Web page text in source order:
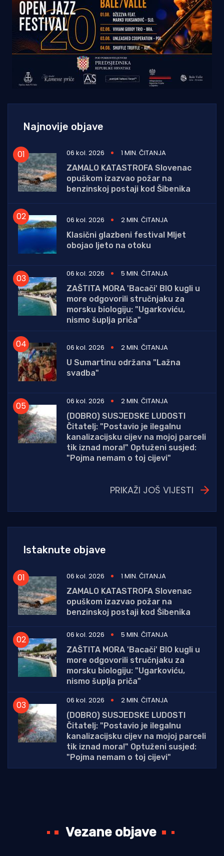
Najnovije objave
06 kol. 2026
1 MIN. ČITANJA
ZAMALO KATASTROFA Slovenac
opuškom izazvao požar na
benzinskoj postaji kod Šibenika
06 kol. 2026
2 MIN. ČITANJA
Klasični glazbeni festival Mljet
obojao ljeto na otoku
06 kol. 2026
5 MIN. ČITANJA
ZAŠTITA MORA 'Bacači' BIO kugli u
more odgovorili stručnjaku za
morsku biologiju: "Ugarkoviću,
nismo šuplja priča"
06 kol. 2026
2 MIN. ČITANJA
U Sumartinu održana "Lažna
svadba"
06 kol. 2026
2 MIN. ČITANJA
(DOBRO) SUSJEDSKE LUDOSTI
Čitatelj: "Postavio je ilegalnu
kanalizacijsku cijev na mojoj parceli
tik iznad mora!" Optuženi susjed:
"Pojma nemam o toj cijevi"
PRIKAŽI JOŠ VIJESTI
Istaknute objave
06 kol. 2026
1 MIN. ČITANJA
ZAMALO KATASTROFA Slovenac
opuškom izazvao požar na
benzinskoj postaji kod Šibenika
06 kol. 2026
5 MIN. ČITANJA
ZAŠTITA MORA 'Bacači' BIO kugli u
more odgovorili stručnjaku za
morsku biologiju: "Ugarkoviću,
nismo šuplja priča"
06 kol. 2026
2 MIN. ČITANJA
(DOBRO) SUSJEDSKE LUDOSTI
Čitatelj: "Postavio je ilegalnu
kanalizacijsku cijev na mojoj parceli
tik iznad mora!" Optuženi susjed:
"Pojma nemam o toj cijevi"
Vezane objave